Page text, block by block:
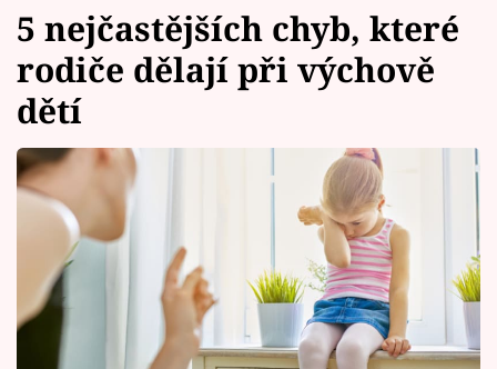
Témata
Celebrity
Vztahy
Seriály
Horoskopy
Sledujte prima+
5 nejčastějších chyb, které
rodiče dělají při výchově
dětí